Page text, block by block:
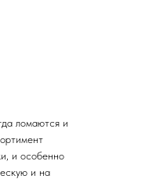
ломаются и
и особенно
и на